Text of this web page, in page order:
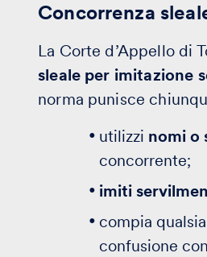
Concorrenza
La Corte d’Appello di
sleale per imitazione
norma punisce
utilizzi nomi o
concorrente;
imiti
compia
confusione